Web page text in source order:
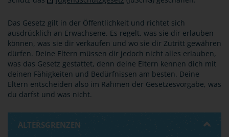
Das Gesetz gilt in der Öffentlichkeit und richtet sich
ausdrücklich an Erwachsene. Es regelt, was sie dir erlauben
können, was sie dir verkaufen und wo sie dir Zutritt gewähren
dürfen. Deine Eltern müssen dir jedoch nicht alles erlauben,
was das Gesetz gestattet, denn deine Eltern kennen dich mit
deinen Fähigkeiten und Bedürfnissen am besten. Deine
Eltern entscheiden also im Rahmen der Gesetzesvorgabe, was
du darfst und was nicht.
ALTERSGRENZEN